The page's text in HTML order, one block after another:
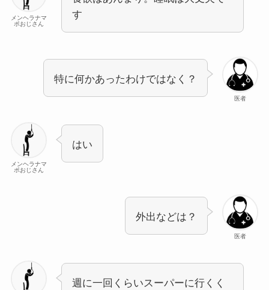
メンヘラナマ
ポおじさん
す
医者
特に何かあったわけではなく？
メンヘラナマ
ポおじさん
はい
医者
外出などは？
週に一回くらいスーパーに行くく